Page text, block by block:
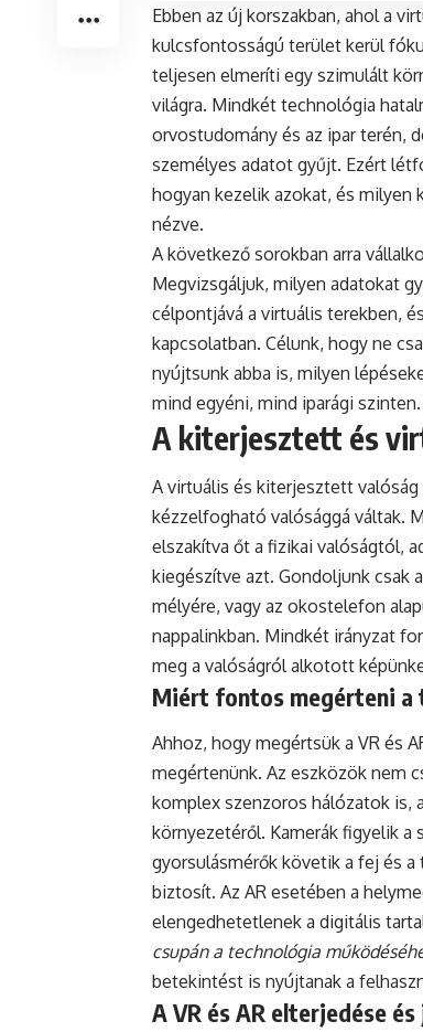
Ebben az új korszakban, ahol a
kulcsfontosságú terület kerül
teljesen elmeríti egy szimulált
világra. Mindkét technológia
orvostudomány és az ipar terén,
személyes adatot gyűjt. Ezért
hogyan kezelik azokat, és milyen
nézve.
A következő sorokban arra
Megvizsgáljuk, milyen adatokat
célpontjává a virtuális terekben,
kapcsolatban. Célunk, hogy ne
nyújtsunk abba is, milyen
mind egyéni, mind iparági szinten.
A kiterjesztett és
A virtuális és kiterjesztett
kézzelfogható valósággá váltak.
elszakítva őt a fizikai valóságtól,
kiegészítve azt. Gondoljunk csak
mélyére, vagy az okostelefon
nappalinkban. Mindkét irányzat
meg a valóságról alkotott
Miért fontos megérteni a
Ahhoz, hogy megértsük a VR és
megértenünk. Az eszközök nem
komplex szenzoros hálózatok is,
környezetéről. Kamerák figyelik
gyorsulásmérők követik a fej és
biztosít. Az AR esetében a
elengedhetetlenek a digitális
csupán a technológia
betekintést is nyújtanak a
A VR és AR elterjedése